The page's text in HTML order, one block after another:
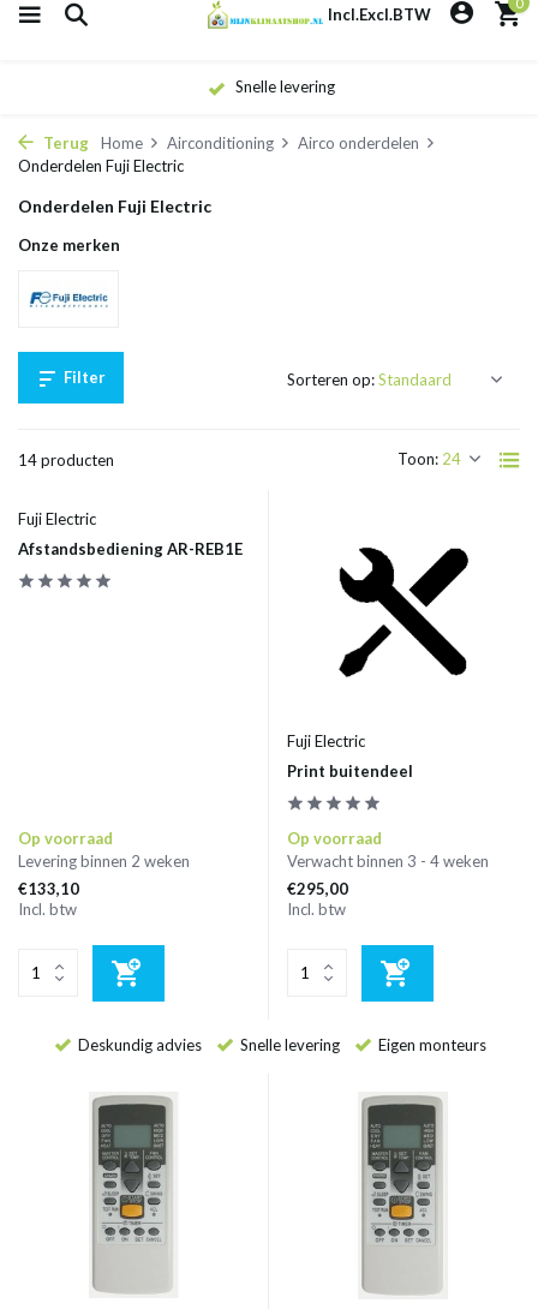
Incl.Excl.BTW
Snelle levering
Terug Home Airconditioning
Airco onderdelen
Onderdelen Fuji Electric
Onderdelen Fuji Electric
Onze merken
Filter
14 producten Toon:
Sorteren op:
Fuji Electric
Afstandsbediening AR-REB1E
Op voorraad
Levering binnen 2 weken
€133,10
Incl. btw
Fuji Electric
Print buitendeel
Op voorraad
Verwacht binnen 3 - 4 weken
€295,00
Incl. btw
Deskundig advies Snelle levering Eigen monteurs